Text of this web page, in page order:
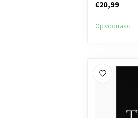
€20,99
Op voorraad